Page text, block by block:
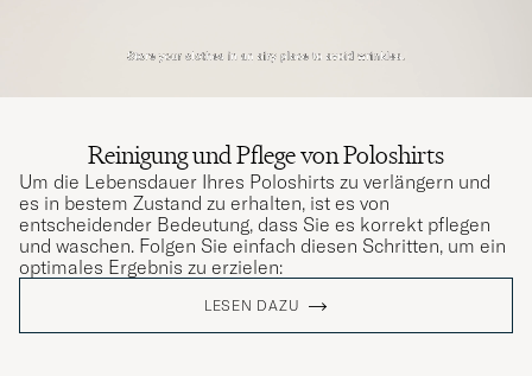
Reinigung und Pflege von Poloshirts
Um die Lebensdauer Ihres Poloshirts zu verlängern und
es in bestem Zustand zu erhalten, ist es von
entscheidender Bedeutung, dass Sie es korrekt pflegen
und waschen. Folgen Sie einfach diesen Schritten, um ein
optimales Ergebnis zu erzielen:
LESEN DAZU